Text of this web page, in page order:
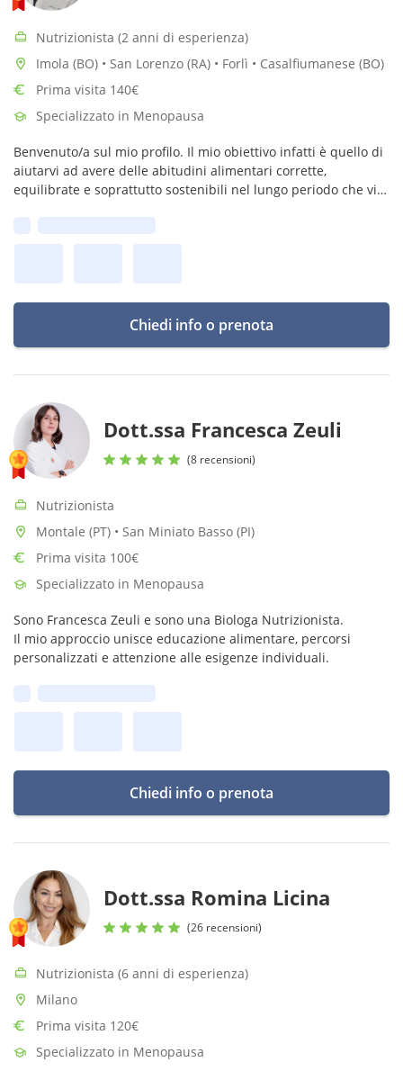
Nutrizionista (2 anni di esperienza)
Imola (BO) • San Lorenzo (RA) • Forlì • Casalfiumanese (BO)
Prima visita 140€
Specializzato in Menopausa
Benvenuto/a sul mio profilo. Il mio obiettivo infatti è quello di
aiutarvi ad avere delle abitudini alimentari corrette,
equilibrate e soprattutto sostenibili nel lungo periodo che vi
Chiedi info o prenota
Dott.ssa Francesca Zeuli
(8 recensioni)
Nutrizionista
Montale (PT) • San Miniato Basso (PI)
Prima visita 100€
Specializzato in Menopausa
Sono Francesca Zeuli e sono una Biologa Nutrizionista.
Il mio approccio unisce educazione alimentare, percorsi
personalizzati e attenzione alle esigenze individuali.
Chiedi info o prenota
Dott.ssa Romina Licina
(26 recensioni)
Nutrizionista (6 anni di esperienza)
Milano
Prima visita 120€
Specializzato in Menopausa